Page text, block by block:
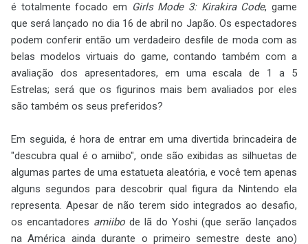
é totalmente focado em Girls Mode 3: Kirakira Code, game
que será lançado no dia 16 de abril no Japão. Os espectadores
podem conferir então um verdadeiro desfile de moda com as
belas modelos virtuais do game, contando também com a
avaliação dos apresentadores, em uma escala de 1 a 5
Estrelas; será que os figurinos mais bem avaliados por eles
são também os seus preferidos?
Em seguida, é hora de entrar em uma divertida brincadeira de
"descubra qual é o amiibo", onde são exibidas as silhuetas de
algumas partes de uma estatueta aleatória, e você tem apenas
alguns segundos para descobrir qual figura da Nintendo ela
representa. Apesar de não terem sido integrados ao desafio,
os encantadores amiibo de lã do Yoshi (que serão lançados
na América ainda durante o primeiro semestre deste ano)